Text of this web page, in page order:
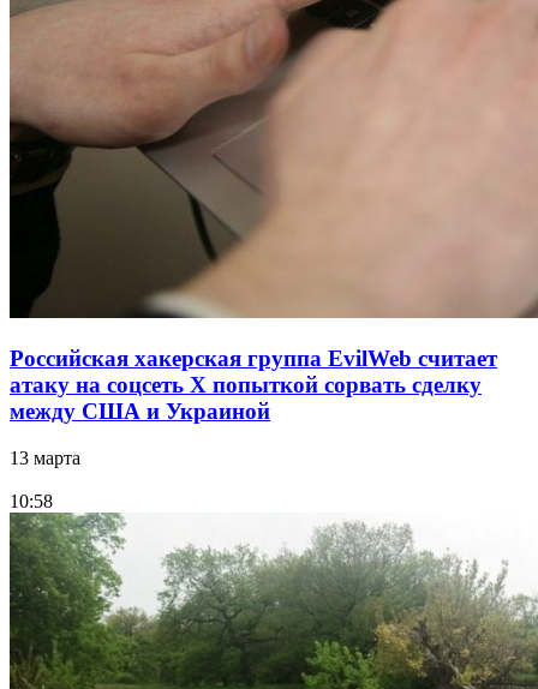
Российская хакерская группа EvilWeb считает
атаку на соцсеть Х попыткой сорвать сделку
между США и Украиной
13 марта
10:58